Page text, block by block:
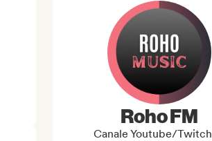
Roho FM
Canale Youtube/Twitch